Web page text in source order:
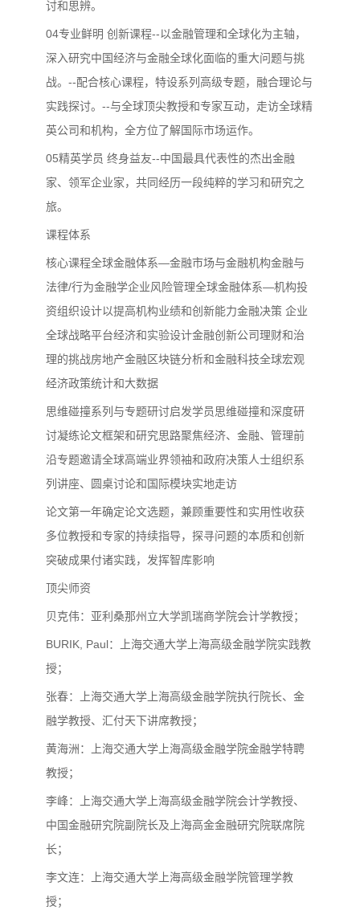
讨和思辨。
04专业鲜明 创新课程--以金融管理和全球化为主轴，
深入研究中国经济与金融全球化面临的重大问题与挑
战。--配合核心课程，特设系列高级专题，融合理论与
实践探讨。--与全球顶尖教授和专家互动，走访全球精
英公司和机构，全方位了解国际市场运作。
05精英学员 终身益友--中国最具代表性的杰出金融
家、领军企业家，共同经历一段纯粹的学习和研究之
旅。
课程体系
核心课程全球金融体系—金融市场与金融机构金融与
法律/行为金融学企业风险管理全球金融体系—机构投
资组织设计以提高机构业绩和创新能力金融决策 企业
全球战略平台经济和实验设计金融创新公司理财和治
理的挑战房地产金融区块链分析和金融科技全球宏观
经济政策统计和大数据
思维碰撞系列与专题研讨启发学员思维碰撞和深度研
讨凝练论文框架和研究思路聚焦经济、金融、管理前
沿专题邀请全球高端业界领袖和政府决策人士组织系
列讲座、圆桌讨论和国际模块实地走访
论文第一年确定论文选题，兼顾重要性和实用性收获
多位教授和专家的持续指导，探寻问题的本质和创新
突破成果付诸实践，发挥智库影响
顶尖师资
贝克伟：亚利桑那州立大学凯瑞商学院会计学教授；
BURIK, Paul：上海交通大学上海高级金融学院实践教
授；
张春：上海交通大学上海高级金融学院执行院长、金
融学教授、汇付天下讲席教授；
黄海洲：上海交通大学上海高级金融学院金融学特聘
教授；
李峰：上海交通大学上海高级金融学院会计学教授、
中国金融研究院副院长及上海高金金融研究院联席院
长；
李文连：上海交通大学上海高级金融学院管理学教
授；